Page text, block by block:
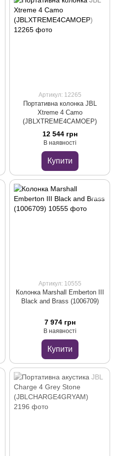
Артикул: 12265
Портативна колонка JBL
Xtreme 4 Camo
(JBLXTREME4CAMOEP)
12 544 грн
В наявності
Купити
Артикул: 10555
Колонка Marshall Emberton III
Black and Brass (1006709)
7 974 грн
В наявності
Купити